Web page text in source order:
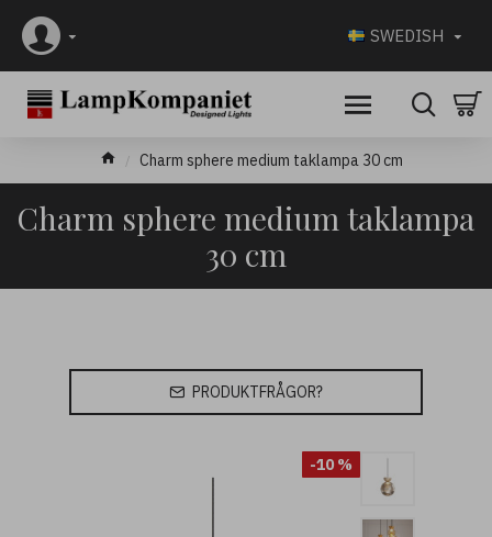
SWEDISH
Charm sphere medium taklampa 30 cm
Charm sphere medium taklampa
30 cm
PRODUKTFRÅGOR?
-10 %